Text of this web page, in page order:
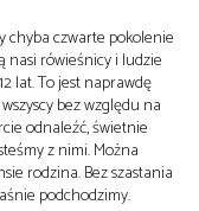
chyba czwarte pokolenie
nasi rówieśnicy i ludzie
lat. To jest naprawdę
bez względu na
odnaleźć, świetnie
z nimi. Można
rodzina. Bez szastania
podchodzimy.